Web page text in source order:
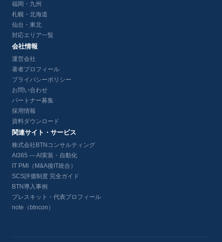
福岡・九州
札幌・北海道
仙台・東北
対応エリア一覧
会社情報
運営会社
著者プロフィール
プライバシーポリシー
お問い合わせ
パートナー募集
採用情報
資料ダウンロード
関連サイト・サービス
株式会社BTNコンサルティング
AI365 — AI実装・自動化
IT PMI（M&A後IT統合）
SCS評価制度 完全ガイド
BTN導入事例
プレスキット・代表プロフィール
note（btncon）